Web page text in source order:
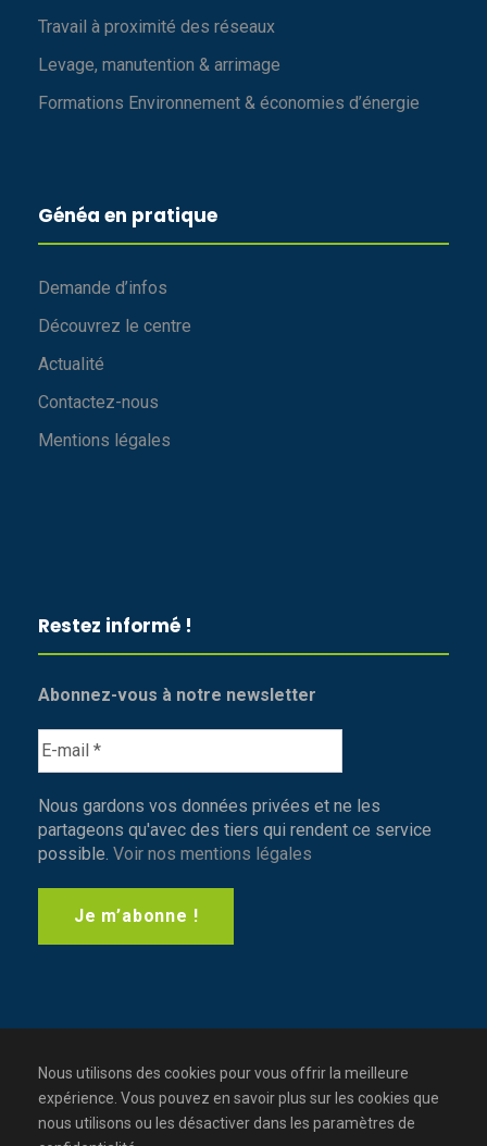
Travail à proximité des réseaux
Levage, manutention & arrimage
Formations Environnement & économies d’énergie
Généa en pratique
Demande d’infos
Découvrez le centre
Actualité
Contactez-nous
Mentions légales
Restez informé !
Abonnez-vous à notre newsletter
Nous gardons vos données privées et ne les
partageons qu'avec des tiers qui rendent ce service
possible. Voir nos mentions légales
Nous utilisons des cookies pour vous offrir la meilleure
expérience. Vous pouvez en savoir plus sur les cookies que
nous utilisons ou les désactiver dans les paramètres de